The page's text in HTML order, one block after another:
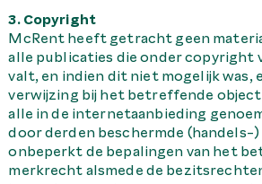
3. Copyright
McRent heeft getracht geen
alle publicaties die onder copyright
valt, en indien dit niet mogelijk was,
verwijzing bij het betreffende object
alle in de internetaanbieding
door derden beschermde (handels-
onbeperkt de bepalingen van het
merkrecht alsmede de